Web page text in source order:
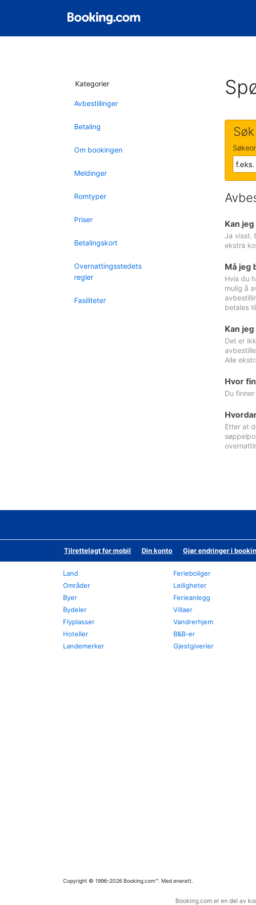
Kategorier
Avbestillinger
Betaling
Om bookingen
Meldinger
Romtyper
Priser
Betalingskort
Overnattingsstedets
regler
Fasiliteter
Søk
Kan
Ja visst.
ekstra
Må jeg
Hvis du
mulig å
betales
Kan
Det er
Alle
Hvor
Du
Etter at
Tilrettelagt for mobil Din konto Gjør endringer i
Land
Områder
Byer
Bydeler
Flyplasser
Hoteller
Landemerker
Ferieboliger
Leiligheter
Ferieanlegg
Villaer
Vandrerhjem
B&B-er
Gjestgiverier
Copyright © 1996–2026 Booking.com™. Med enerett.
Booking.com er en del av